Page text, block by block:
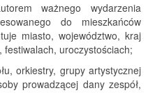
ważnego wydarzenia
do mieszkańców
miasto, województwo, kraj
uroczystościach;
orkiestry, grupy artystycznej
prowadzącej dany zespół,